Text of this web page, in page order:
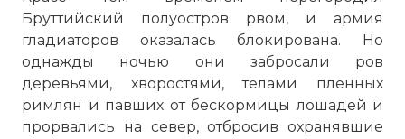
Бруттийский полуостров рвом, и армия
гладиаторов оказалась блокирована. Но
однажды ночью они забросали ров
деревьями, хворостями, телами пленных
римлян и павших от бескормицы лошадей и
прорвались на север, отбросив охранявшие